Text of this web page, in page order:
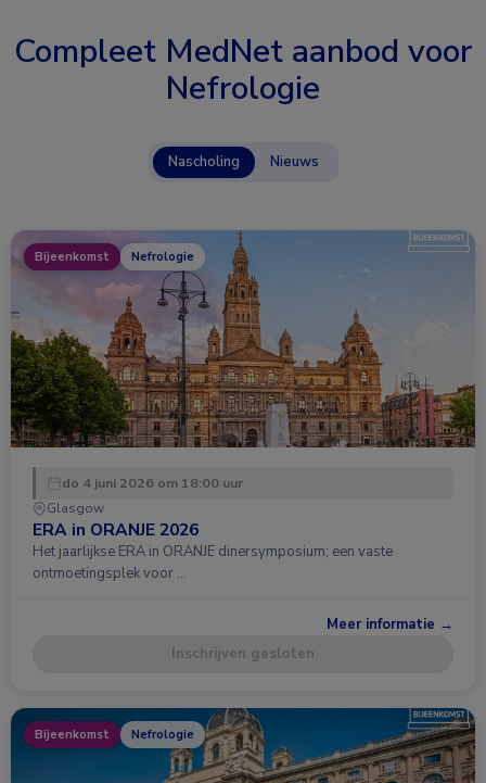
Compleet MedNet aanbod voor
Nefrologie
Nascholing Nieuws
Bijeenkomst Nefrologie
do 4 juni 2026 om 18:00 uur
Glasgow
ERA in ORANJE 2026
Het jaarlijkse ERA in ORANJE dinersymposium; een vaste
ontmoetingsplek voor …
Meer informatie →
Inschrijven gesloten
Bijeenkomst Nefrologie